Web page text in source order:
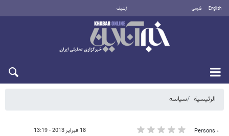
English فارسی أرشيف
الرئيسية سیاسه
٠ Persons 18 فبراير 2013 - 13:19